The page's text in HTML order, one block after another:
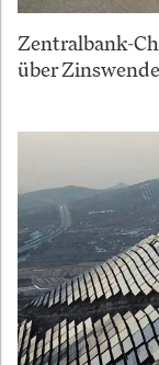
Zentralbank-
über